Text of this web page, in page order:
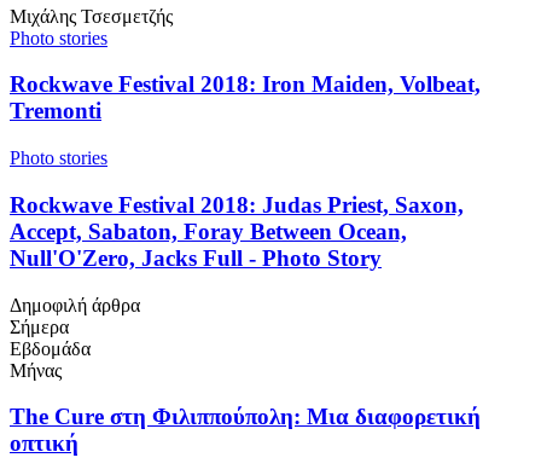
Μιχάλης Τσεσμετζής
Photo stories
Rockwave Festival 2018: Iron Maiden, Volbeat,
Tremonti
Photo stories
Rockwave Festival 2018: Judas Priest, Saxon,
Accept, Sabaton, Foray Between Ocean,
Null'O'Zero, Jacks Full - Photo Story
Δημοφιλή άρθρα
Σήμερα
Εβδομάδα
Μήνας
The Cure στη Φιλιππούπολη: Μια διαφορετική
οπτική